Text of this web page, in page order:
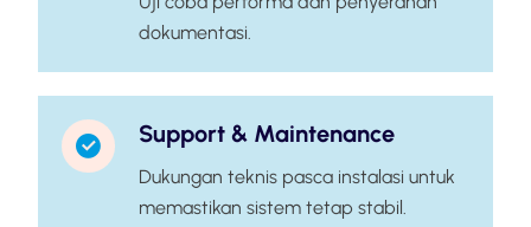
dokumentasi.
Support & Maintenance
Dukungan teknis pasca instalasi untuk
memastikan sistem tetap stabil.